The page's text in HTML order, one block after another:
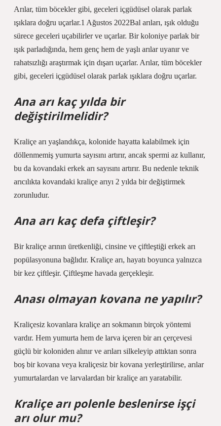
Arılar, tüm böcekler gibi, geceleri içgüdüsel olarak parlak
ışıklara doğru uçarlar.1 Ağustos 2022Bal arıları, ışık olduğu
sürece geceleri uçabilirler ve uçarlar. Bir koloniye parlak bir
ışık parladığında, hem genç hem de yaşlı arılar uyanır ve
rahatsızlığı araştırmak için dışarı uçarlar. Arılar, tüm böcekler
gibi, geceleri içgüdüsel olarak parlak ışıklara doğru uçarlar.
Ana arı kaç yılda bir
değiştirilmelidir?
Kraliçe arı yaşlandıkça, kolonide hayatta kalabilmek için
döllenmemiş yumurta sayısını artırır, ancak spermi az kullanır,
bu da kovandaki erkek arı sayısını artırır. Bu nedenle teknik
arıcılıkta kovandaki kraliçe arıyı 2 yılda bir değiştirmek
zorunludur.
Ana arı kaç defa çiftleşir?
Bir kraliçe arının üretkenliği, cinsine ve çiftleştiği erkek arı
popülasyonuna bağlıdır. Kraliçe arı, hayatı boyunca yalnızca
bir kez çiftleşir. Çiftleşme havada gerçekleşir.
Anası olmayan kovana ne yapılır?
Kraliçesiz kovanlara kraliçe arı sokmanın birçok yöntemi
vardır. Hem yumurta hem de larva içeren bir arı çerçevesi
güçlü bir koloniden alınır ve arıları silkeleyip attıktan sonra
boş bir kovana veya kraliçesiz bir kovana yerleştirilirse, arılar
yumurtalardan ve larvalardan bir kraliçe arı yaratabilir.
Kraliçe arı polenle beslenirse işçi
arı olur mu?